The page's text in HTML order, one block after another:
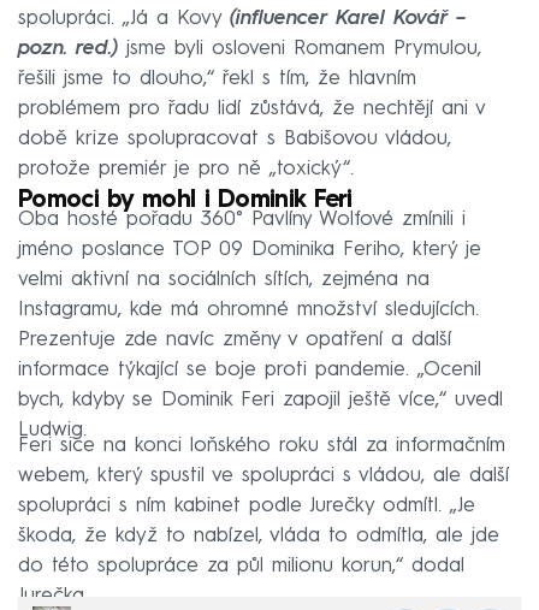
spolupráci. „Já a Kovy (influencer Karel Kovář –
pozn. red.) jsme byli osloveni Romanem Prymulou,
řešili jsme to dlouho,“ řekl s tím, že hlavním
problémem pro řadu lidí zůstává, že nechtějí ani v
době krize spolupracovat s Babišovou vládou,
protože premiér je pro ně „toxický“.
Pomoci by mohl i Dominik Feri
Oba hosté pořadu 360° Pavlíny Wolfové zmínili i
jméno poslance TOP 09 Dominika Feriho, který je
velmi aktivní na sociálních sítích, zejména na
Instagramu, kde má ohromné množství sledujících.
Prezentuje zde navíc změny v opatření a další
informace týkající se boje proti pandemie. „Ocenil
bych, kdyby se Dominik Feri zapojil ještě více,“ uvedl
Ludwig.
Feri sice na konci loňského roku stál za informačním
webem, který spustil ve spolupráci s vládou, ale další
spolupráci s ním kabinet podle Jurečky odmítl. „Je
škoda, že když to nabízel, vláda to odmítla, ale jde
do této spolupráce za půl milionu korun,“ dodal
Jurečka.